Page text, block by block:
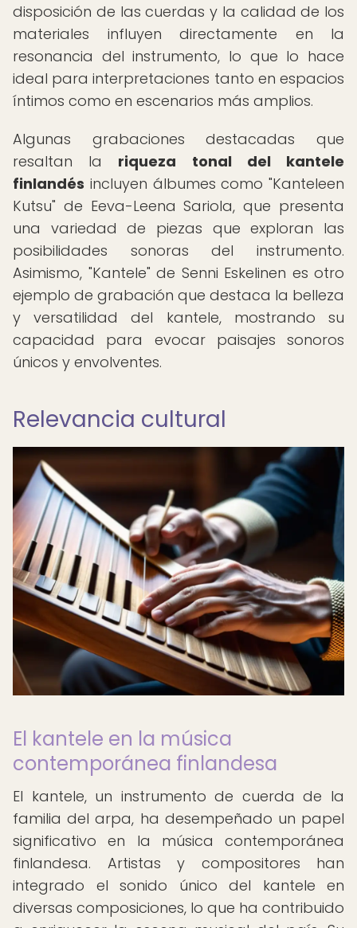
disposición de las cuerdas y la calidad de los
materiales influyen directamente en la
resonancia del instrumento, lo que lo hace
ideal para interpretaciones tanto en espacios
íntimos como en escenarios más amplios.
Algunas grabaciones destacadas que
resaltan la riqueza tonal del kantele
finlandés incluyen álbumes como "Kanteleen
Kutsu" de Eeva-Leena Sariola, que presenta
una variedad de piezas que exploran las
posibilidades sonoras del instrumento.
Asimismo, "Kantele" de Senni Eskelinen es otro
ejemplo de grabación que destaca la belleza
y versatilidad del kantele, mostrando su
capacidad para evocar paisajes sonoros
únicos y envolventes.
Relevancia cultural
El kantele en la música
contemporánea finlandesa
El kantele, un instrumento de cuerda de la
familia del arpa, ha desempeñado un papel
significativo en la música contemporánea
finlandesa. Artistas y compositores han
integrado el sonido único del kantele en
diversas composiciones, lo que ha contribuido